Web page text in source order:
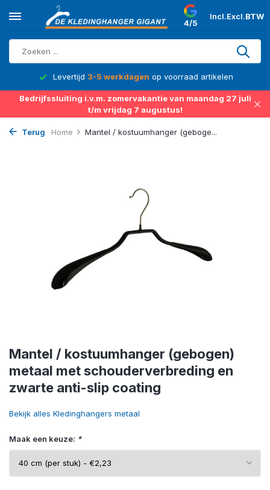
4/5
Incl.Excl.BTW
Levertijd 3-5 werkdagen op voorraad artikelen
Bedrijfssluiting i.v.m. zomervakantie van maandag 27 juli
t/m vrijdag 7 augustus!
Terug Home Mantel / kostuumhanger (geboge...
Mantel / kostuumhanger (gebogen)
metaal met schouderverbreding en
zwarte anti-slip coating
Bekijk alles Kledinghangers metaal
Maak een keuze: *